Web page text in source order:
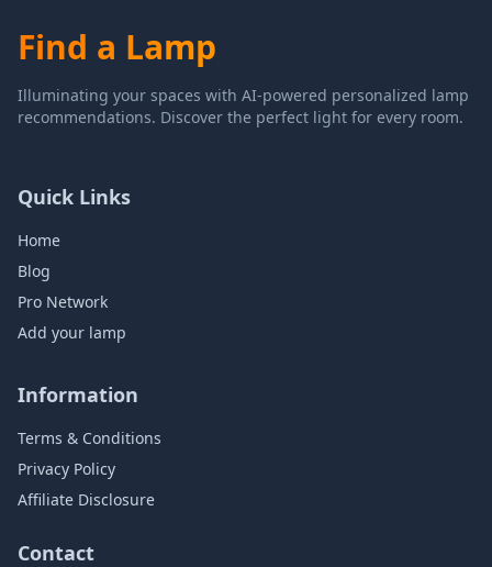
Find a Lamp
Illuminating your spaces with AI-powered personalized lamp
recommendations. Discover the perfect light for every room.
Quick Links
Home
Blog
Pro Network
Add your lamp
Information
Terms & Conditions
Privacy Policy
Affiliate Disclosure
Contact